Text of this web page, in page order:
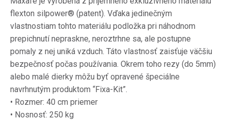
flexton silpower® (patent). Vďaka jedinečným
vlastnostiam tohto materiálu podložka pri náhodnom
prepichnutí nepraskne, neroztrhne sa, ale postupne
pomaly z nej uniká vzduch. Táto vlastnosť zaisťuje väčšiu
bezpečnosť počas používania. Okrem toho rezy (do 5mm)
alebo malé dierky môžu byť opravené špeciálne
navrhnutým produktom “Fixa-Kit”.
• Rozmer: 40 cm priemer
• Nosnosť: 250 kg